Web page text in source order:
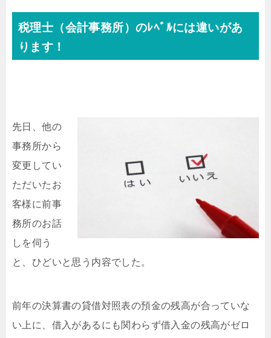
税理士（会計事務所）のﾚﾍﾞﾙには違いがあ
ります！
先日
、他の
事務所から
変更してい
ただいたお
客様に前事
務所のお話
しを伺う
と、ひどいと思う内容でした。
前年の決算書の貸借対照表の預金の残高が合っていな
い上に、借入があるにも関わらず借入金の残高がゼロ